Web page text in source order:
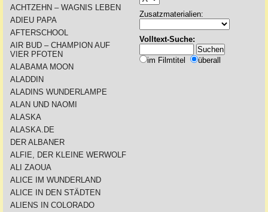
ACHTZEHN – WAGNIS LEBEN
ADIEU PAPA
AFTERSCHOOL
AIR BUD – CHAMPION AUF
VIER PFOTEN
ALABAMA MOON
ALADDIN
ALADINS WUNDERLAMPE
ALAN UND NAOMI
ALASKA
ALASKA.DE
DER ALBANER
ALFIE, DER KLEINE WERWOLF
ALI ZAOUA
ALICE IM WUNDERLAND
ALICE IN DEN STÄDTEN
ALIENS IN COLORADO
Zusatzmaterialien:
Volltext-Suche:
im Filmtitel überall